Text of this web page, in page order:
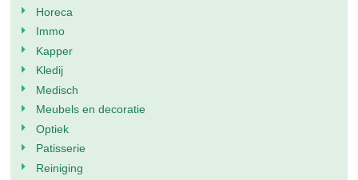
Horeca
Immo
Kapper
Kledij
Medisch
Meubels en decoratie
Optiek
Patisserie
Reiniging